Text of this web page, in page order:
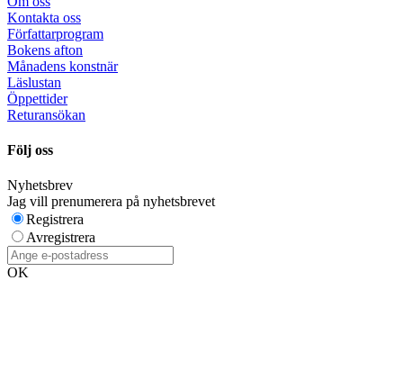
Kontakta oss
Författarprogram
Bokens afton
Månadens konstnär
Läslustan
Öppettider
Returansökan
Följ oss
Nyhetsbrev
Jag vill prenumerera på nyhetsbrevet
Registrera
Avregistrera
OK